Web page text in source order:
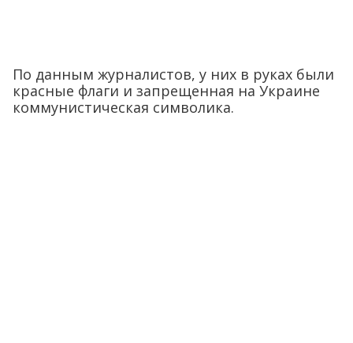
По данным журналистов, у них в руках были
красные флаги и запрещенная на Украине
коммунистическая символика.